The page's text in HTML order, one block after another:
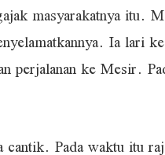
masyarakatnya itu.
Ia lari
perjalanan ke Mesir.